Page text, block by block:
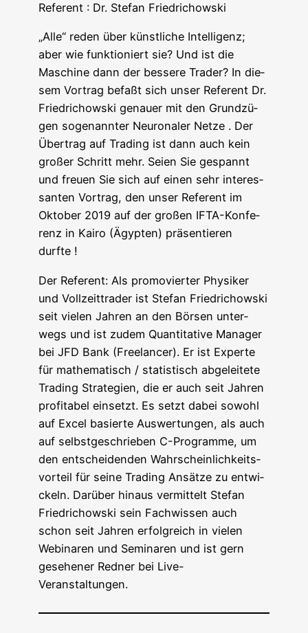
Refe­rent : Dr. Ste­fan Friedrichowski
„Alle“ reden über künst­li­che Intel­li­genz;
aber wie funk­tio­niert sie? Und ist die
Maschi­ne dann der bes­se­re Trader? In die­
sem Vor­trag befaßt sich unser Refe­rent Dr.
Fried­richow­ski genau­er mit den Grund­zü­
gen soge­nann­ter Neu­ro­na­ler Net­ze . Der
Über­trag auf Tra­ding ist dann auch kein
gro­ßer Schritt mehr. Sei­en Sie gespannt
und freu­en Sie sich auf einen sehr inter­es­
san­ten Vor­trag, den unser Refe­rent im
Okto­ber 2019 auf der gro­ßen IFTA-Kon­fe­
renz in Kai­ro (Ägyp­ten) prä­sen­tie­ren
durfte !
Der Refe­rent: Als pro­mo­vier­ter Phy­si­ker
und Voll­zeit­t­rader ist Ste­fan Fried­richow­ski
seit vie­len Jah­ren an den Bör­sen unter­
wegs und ist zudem Quan­ti­ta­ti­ve Mana­ger
bei JFD Bank (Free­lan­cer). Er ist Exper­te
für mathe­ma­tisch / sta­tis­tisch abge­lei­te­te
Tra­ding Stra­te­gien, die er auch seit Jah­ren
pro­fi­ta­bel ein­setzt. Es setzt dabei sowohl
auf Excel basier­te Aus­wer­tun­gen, als auch
auf selbst­ge­schrie­ben C-Pro­gram­me, um
den ent­schei­den­den Wahr­schein­lich­keits­
vor­teil für sei­ne Tra­ding Ansät­ze zu ent­wi­
ckeln. Dar­über hin­aus ver­mit­telt Ste­fan
Fried­richow­ski sein Fach­wis­sen auch
schon seit Jah­ren erfolg­reich in vie­len
Web­i­na­ren und Semi­na­ren und ist gern
gese­he­ner Red­ner bei Live-
Veranstaltungen.